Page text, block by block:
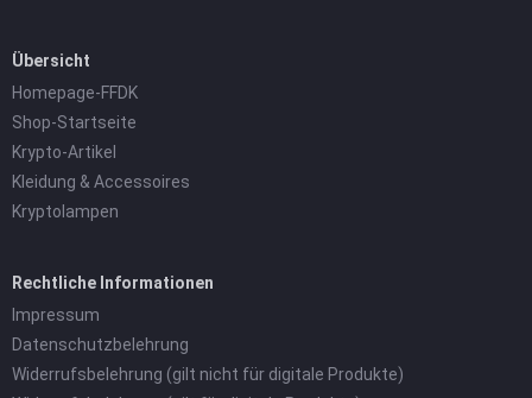
Übersicht
Homepage-FFDK
Shop-Startseite
Krypto-Artikel
Kleidung & Accessoires
Kryptolampen
Rechtliche Informationen
Impressum
Datenschutzbelehrung
Widerrufsbelehrung (gilt nicht für digitale Produkte)